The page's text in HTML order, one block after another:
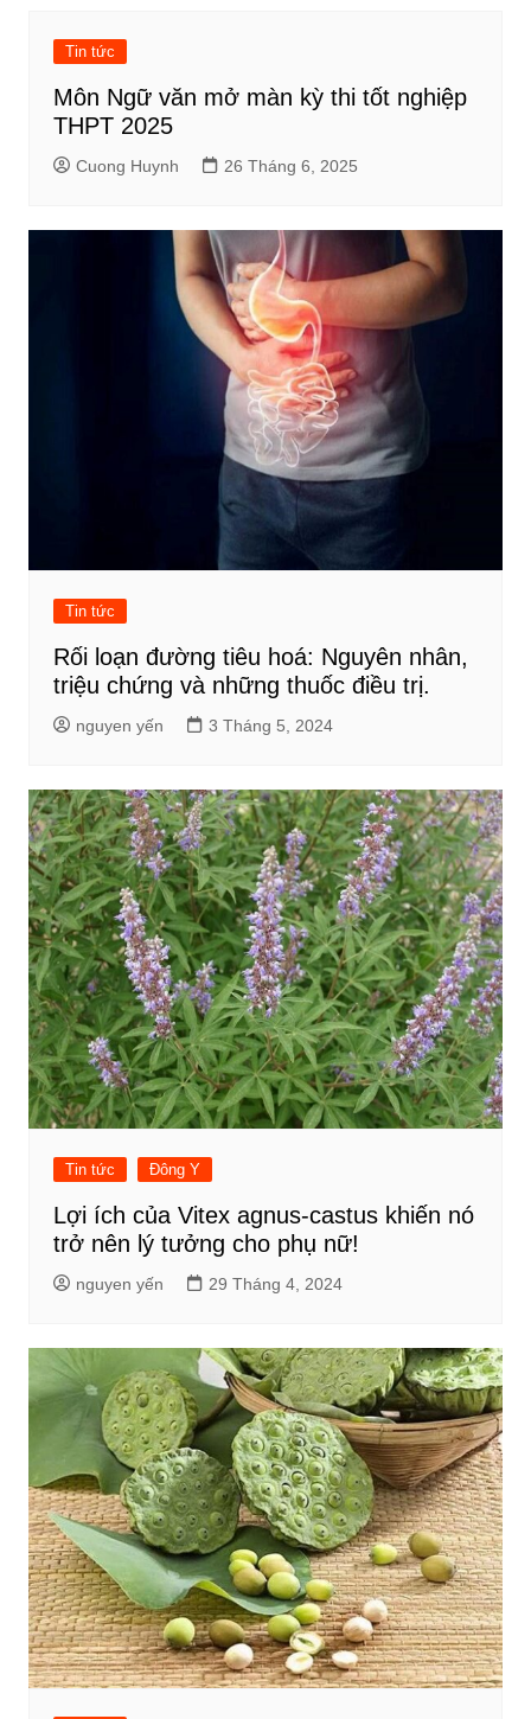
Tin tức
Môn Ngữ văn mở màn kỳ thi tốt nghiệp
THPT 2025
Cuong Huynh 26 Tháng 6, 2025
Tin tức
Rối loạn đường tiêu hoá: Nguyên nhân,
triệu chứng và những thuốc điều trị.
nguyen yến 3 Tháng 5, 2024
Tin tức Đông Y
Lợi ích của Vitex agnus-castus khiến nó
trở nên lý tưởng cho phụ nữ!
nguyen yến 29 Tháng 4, 2024